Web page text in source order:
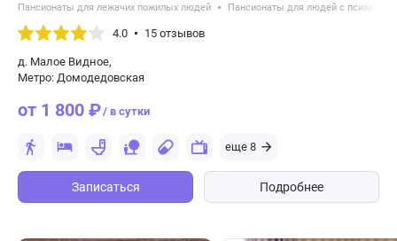
Пансионаты для лежачих пожилых людей Пансионаты для людей с
4.0 15 отзывов
д. Малое Видное,
Метро: Домодедовская
от 1 800 ₽/ в сутки
еще 8
Записаться Подробнее